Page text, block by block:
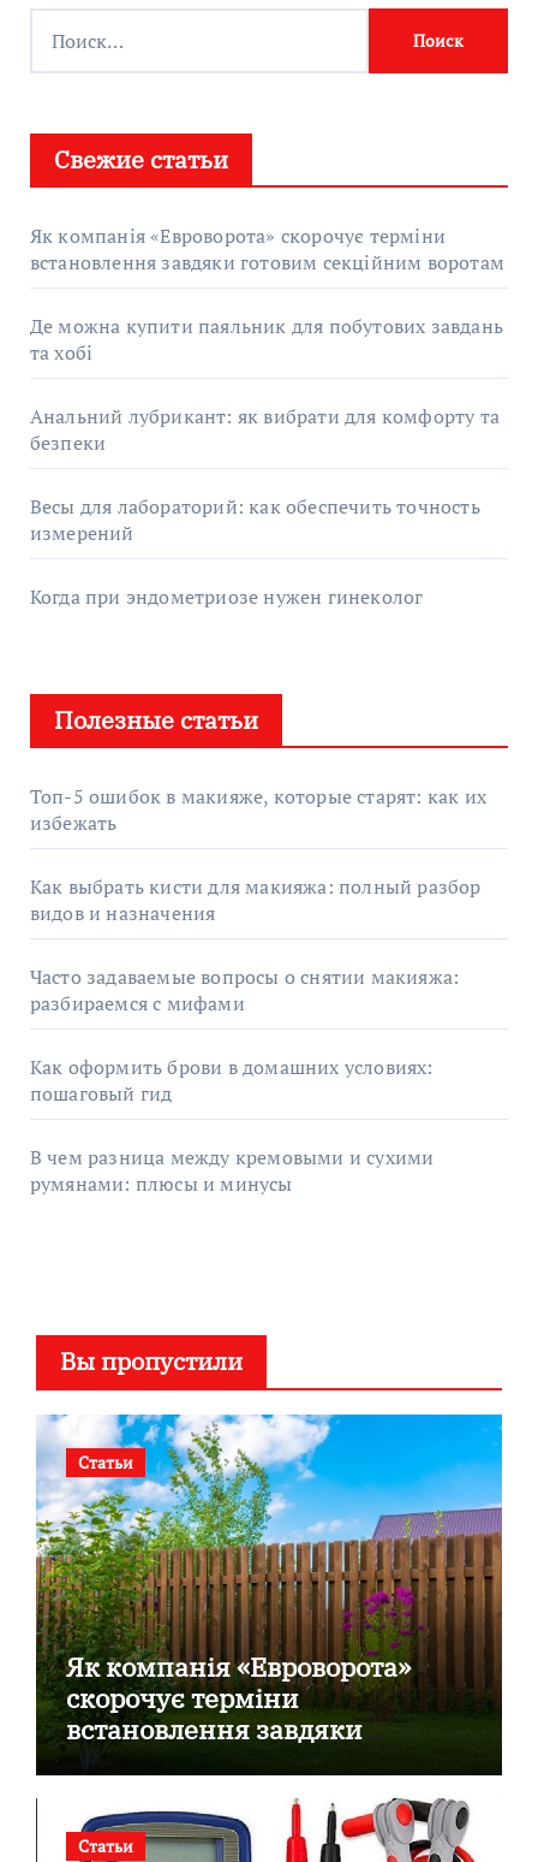
Свежие статьи
Як компанія «Евроворота» скорочує терміни
встановлення завдяки готовим секційним воротам
Де можна купити паяльник для побутових завдань
та хобі
Анальний лубрикант: як вибрати для комфорту та
безпеки
Весы для лабораторий: как обеспечить точность
измерений
Когда при эндометриозе нужен гинеколог
Полезные статьи
Топ-5 ошибок в макияже, которые старят: как их
избежать
Как выбрать кисти для макияжа: полный разбор
видов и назначения
Часто задаваемые вопросы о снятии макияжа:
разбираемся с мифами
Как оформить брови в домашних условиях:
пошаговый гид
В чем разница между кремовыми и сухими
румянами: плюсы и минусы
Вы пропустили
Статьи
Як компанія «Евроворота»
скорочує терміни
встановлення завдяки
готовим секційним воротам
Статьи